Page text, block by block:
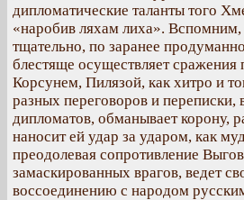
дипломатические таланты того
«наробив ляхам лиха». Вспомним,
тщательно, по заранее
блестяще осуществляет
Корсунем, Пилязой, как хитро и
разных переговоров и переписки,
дипломатов, обманывает корону,
наносит ей удар за ударом, как
преодолевая сопротивление
замаскированных врагов, ведет
воссоединению с народом